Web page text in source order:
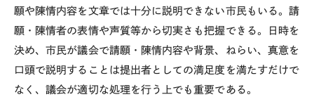
願や陳情内容を文章では十分に説明できない市民もいる。請
願・陳情者の表情や声質等から切実さも把握できる。日時を
決め、市民が議会で請願・陳情内容や背景、ねらい、真意を
口頭で説明することは提出者としての満足度を満たすだけで
なく、議会が適切な処理を行う上でも重要である。